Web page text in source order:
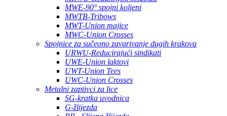
MWE-90° spojni koljeni
MWTB-Tribows
MWT-Union majice
MWC-Union Crosses
Spojnice za sučeono zavarivanje dugih krakova
URWU-Reducirajući sindikati
UWE-Union laktovi
UWT-Union Tees
UWC-Union Crosses
Metalni zaptivci za lice
SG-kratka uvodnica
G-žlijezda